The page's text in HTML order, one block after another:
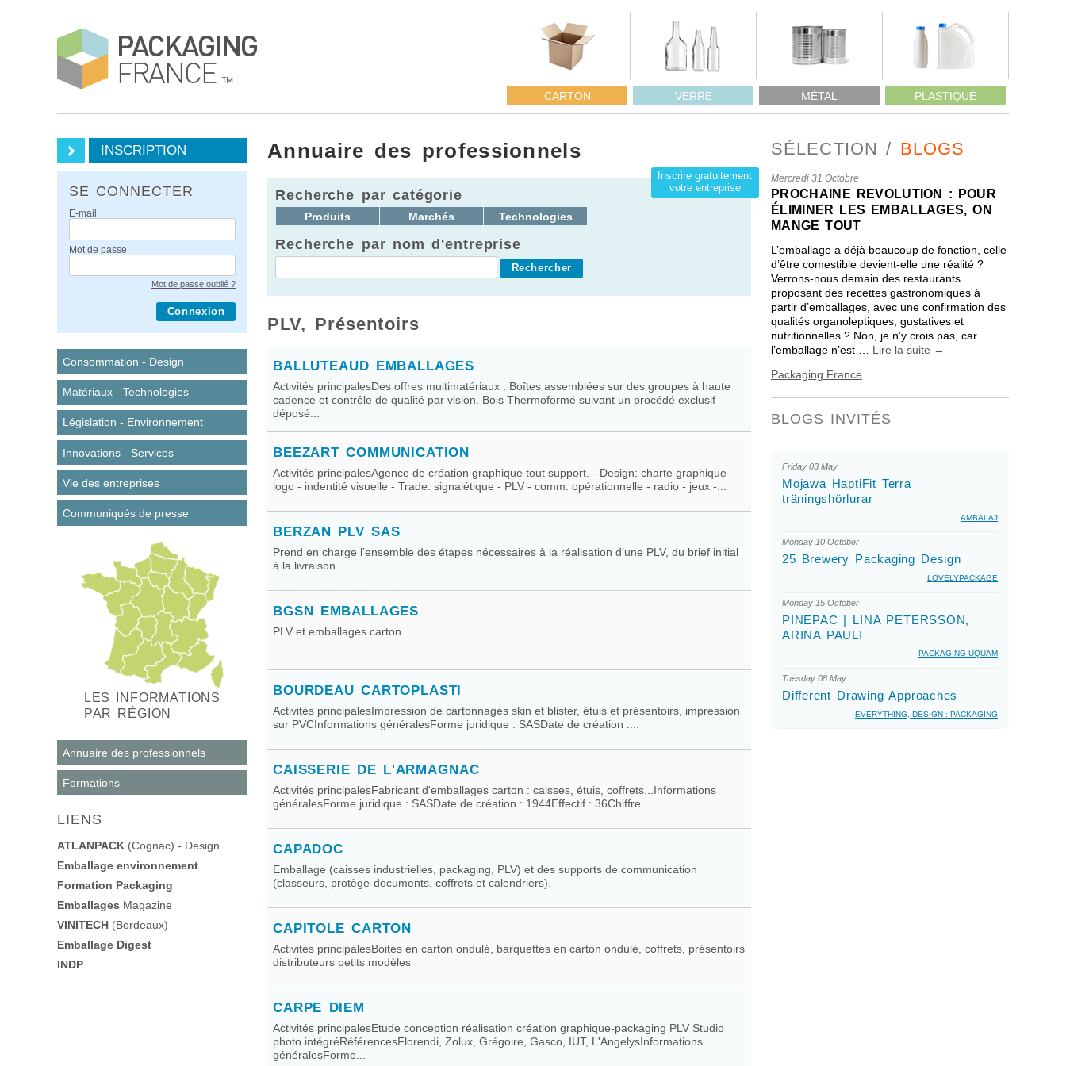
CARTON VERRE MÉTAL PLASTIQUE
INSCRIPTION
SE CONNECTER
E-mail
Mot de passe
Mot de passe oublié ?
Connexion
Consommation - Design
Matériaux - Technologies
Législation - Environnement
Innovations - Services
Vie des entreprises
Communiqués de presse
LES INFORMATIONS
PAR RÉGION
Annuaire des professionnels
Formations
LIENS
ATLANPACK (Cognac) - Design
Emballage environnement
Formation Packaging
Emballages Magazine
VINITECH (Bordeaux)
Emballage Digest
INDP
Annuaire des professionnels
Recherche par catégorie
Produits Marchés Technologies
Recherche par nom d'entreprise
Inscrire gratuitement
votre entreprise
PLV, Présentoirs
BALLUTEAUD EMBALLAGES
Activités principalesDes offres multimatériaux : Boîtes assemblées sur des groupes à haute
cadence et contrôle de qualité par vision. Bois Thermoformé suivant un procédé exclusif
déposé...
BEEZART COMMUNICATION
Activités principalesAgence de création graphique tout support. - Design: charte graphique -
logo - indentité visuelle - Trade: signalétique - PLV - comm. opérationnelle - radio - jeux -...
BERZAN PLV SAS
Prend en charge l’ensemble des étapes nécessaires à la réalisation d’une PLV, du brief initial
à la livraison
BGSN EMBALLAGES
PLV et emballages carton
BOURDEAU CARTOPLASTI
Activités principalesImpression de cartonnages skin et blister, étuis et présentoirs, impression
sur PVCInformations généralesForme juridique : SASDate de création :...
CAISSERIE DE L'ARMAGNAC
Activités principalesFabricant d'emballages carton : caisses, étuis, coffrets...Informations
généralesForme juridique : SASDate de création : 1944Effectif : 36Chiffre...
CAPADOC
Emballage (caisses industrielles, packaging, PLV) et des supports de communication
(classeurs, protège-documents, coffrets et calendriers).
CAPITOLE CARTON
Activités principalesBoites en carton ondulé, barquettes en carton ondulé, coffrets, présentoirs
distributeurs petits modèles
CARPE DIEM
Activités principalesEtude conception réalisation création graphique-packaging PLV Studio
photo intégréRéférencesFlorendi, Zolux, Grégoire, Gasco, IUT, L'AngelysInformations
généralesForme...
SÉLECTION BLOGS
PROCHAINE REVOLUTION : POUR
ÉLIMINER LES EMBALLAGES, ON
MANGE TOUT
Mercredi 31 Octobre
L’emballage a déjà beaucoup de fonction, celle
d’être comestible devient-elle une réalité ?
Verrons-nous demain des restaurants
proposant des recettes gastronomiques à
partir d’emballages, avec une confirmation des
qualités organoleptiques, gustatives et
nutritionnelles ? Non, je n’y crois pas, car
l’emballage n’est … Lire la suite →
Packaging France
BLOGS INVITÉS
Mojawa HaptiFit Terra
träningshörlurar
Friday 03 May
AMBALAJ
25 Brewery Packaging Design
Monday 10 October
LOVELYPACKAGE
PINEPAC | LINA PETERSSON,
ARINA PAULI
Monday 15 October
PACKAGING UQUAM
Different Drawing Approaches
Tuesday 08 May
EVERYTHING, DESIGN : PACKAGING